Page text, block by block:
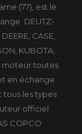
(77), est le
DEUTZ-
CASE,
KUBOTA,
moteur toutes
en échange
tous les types
officiel
COPCO